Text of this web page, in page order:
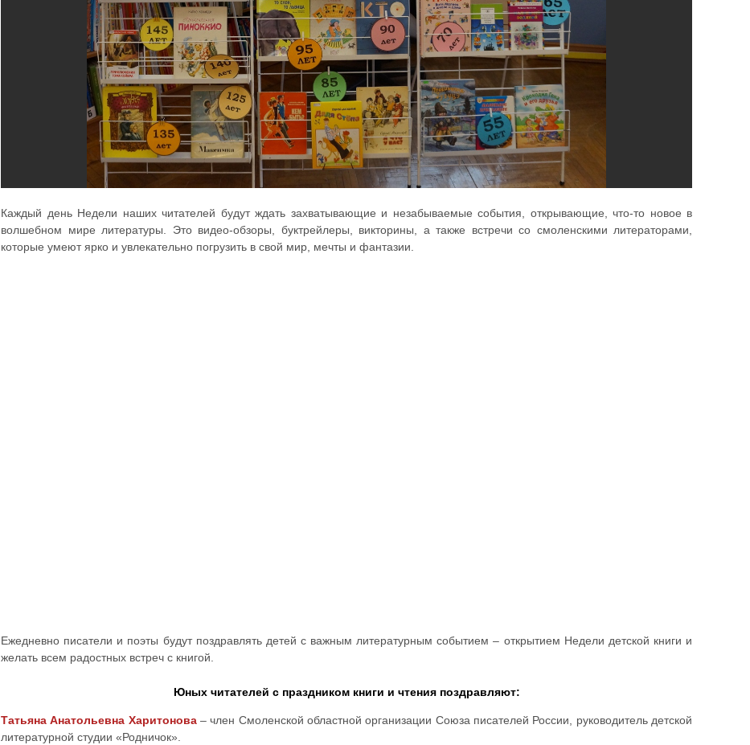
Каждый день Недели наших читателей будут ждать захватывающие и незабываемые события, открывающие, что-то новое в
волшебном мире литературы. Это видео-обзоры, буктрейлеры, викторины, а также встречи со смоленскими литераторами,
которые умеют ярко и увлекательно погрузить в свой мир, мечты и фантазии.
Ежедневно писатели и поэты будут поздравлять детей с важным литературным событием – открытием Недели детской книги и
желать всем радостных встреч с книгой.
Юных читателей с праздником книги и чтения поздравляют:
Татьяна Анатольевна Харитонова– член Смоленской областной организации Союза писателей России, руководитель детской
литературной студии «Родничок».